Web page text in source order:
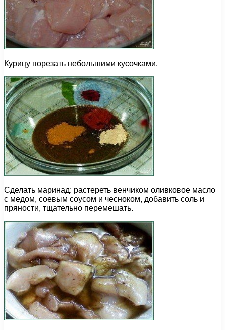
Курицу порезать небольшими кусочками.
Сделать маринад: растереть венчиком оливковое масло
с медом, соевым соусом и чесноком, добавить соль и
пряности, тщательно перемешать.